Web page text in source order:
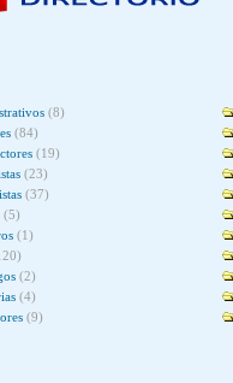
(8)
(84)
(19)
(23)
(37)
(5)
(1)
(2)
(4)
(9)